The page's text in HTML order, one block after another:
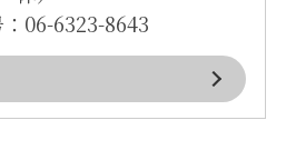
06-6323-8643